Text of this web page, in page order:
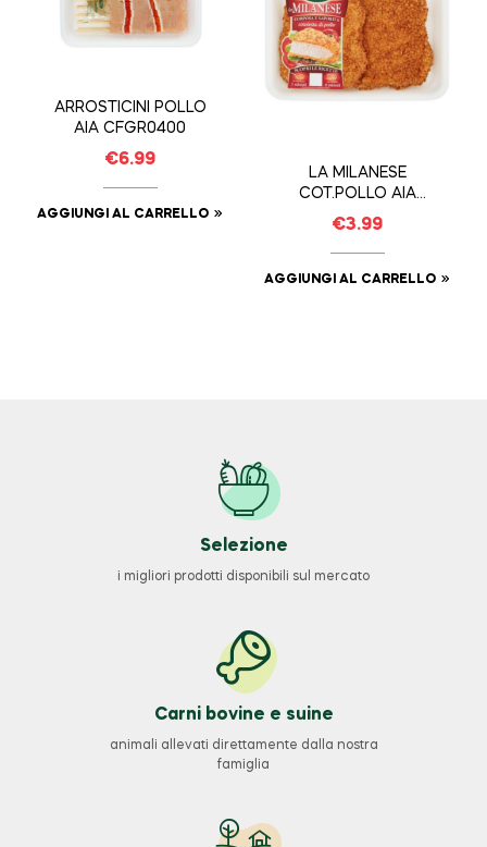
ARROSTICINI POLLO
AIA CFGR0400
€6.99
AGGIUNGI AL CARRELLO
LA MILANESE
COT.POLLO AIA
CFGR0280
€3.99
AGGIUNGI AL CARRELLO
Selezione
i migliori prodotti disponibili sul mercato
Carni bovine e suine
animali allevati direttamente dalla nostra
famiglia